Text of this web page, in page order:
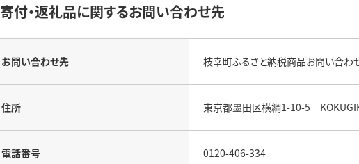
寄付・返礼品に関するお問い合わせ先
お問い合わせ先 枝幸町ふるさと納税商品お問い合わ
住所 東京都墨田区横綱1-10-5
電話番号 0120-406-334